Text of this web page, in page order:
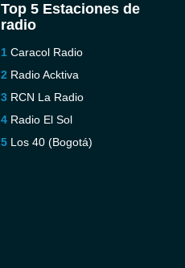
Top 5 Estaciones de
radio
Caracol Radio
Radio Acktiva
RCN La Radio
Radio El Sol
Los 40 (Bogotá)